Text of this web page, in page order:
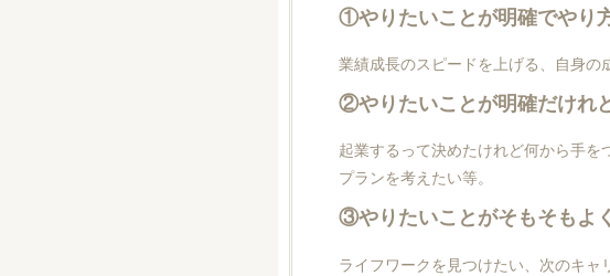
①やりたいことが明確でやり
業績成長のスピードを上げる、自身の
②やりたいことが明確だけれ
起業するって決めたけれど何から手
プランを考えたい等。
③やりたいことがそもそもよ
ライフワークを見つけたい、次のキャ